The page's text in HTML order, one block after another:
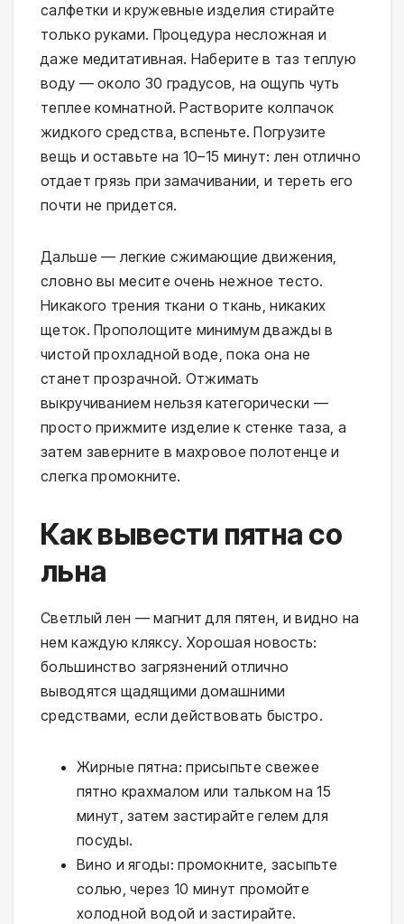
салфетки и кружевные изделия стирайте
только руками. Процедура несложная и
даже медитативная. Наберите в таз теплую
воду — около 30 градусов, на ощупь чуть
теплее комнатной. Растворите колпачок
жидкого средства, вспеньте. Погрузите
вещь и оставьте на 10–15 минут: лен отлично
отдает грязь при замачивании, и тереть его
почти не придется.
Дальше — легкие сжимающие движения,
словно вы месите очень нежное тесто.
Никакого трения ткани о ткань, никаких
щеток. Прополощите минимум дважды в
чистой прохладной воде, пока она не
станет прозрачной. Отжимать
выкручиванием нельзя категорически —
просто прижмите изделие к стенке таза, а
затем заверните в махровое полотенце и
слегка промокните.
Как вывести пятна со
льна
Светлый лен — магнит для пятен, и видно на
нем каждую кляксу. Хорошая новость:
большинство загрязнений отлично
выводятся щадящими домашними
средствами, если действовать быстро.
Жирные пятна: присыпьте свежее
пятно крахмалом или тальком на 15
минут, затем застирайте гелем для
посуды.
Вино и ягоды: промокните, засыпьте
солью, через 10 минут промойте
холодной водой и застирайте.